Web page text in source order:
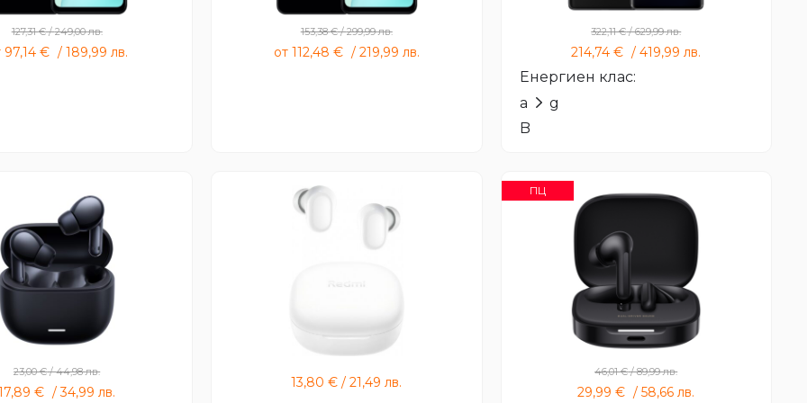
127,31€/249,00лв.
97,14 € / 189,99 лв.
153,38€/299,99лв.
от 112,48 € / 219,99 лв.
322,11€/629,99лв.
214,74€ /419,99лв.
Енергиен клас:
a
g
B
Redmi Buds 6 lite
23,00€/44,98лв.
€ /34,99лв.
13,80€ /21,49лв.
ПЦ
Redmi Buds 6
46,01€/89,99лв.
29,99€ /58,66лв.